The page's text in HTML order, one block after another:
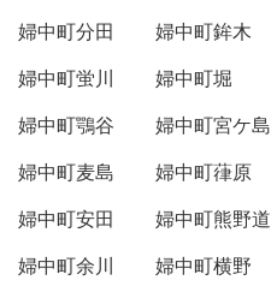
婦中町分田
婦中町鉾木
婦中町蛍川
婦中町堀
婦中町鶚谷
婦中町宮ケ島
婦中町麦島
婦中町葎原
婦中町安田
婦中町熊野道
婦中町余川
婦中町横野